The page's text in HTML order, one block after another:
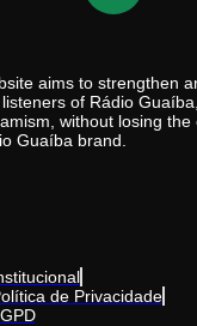
aims to strengthen
of Rádio
without losing
Guaíba brand.
de Privacidade